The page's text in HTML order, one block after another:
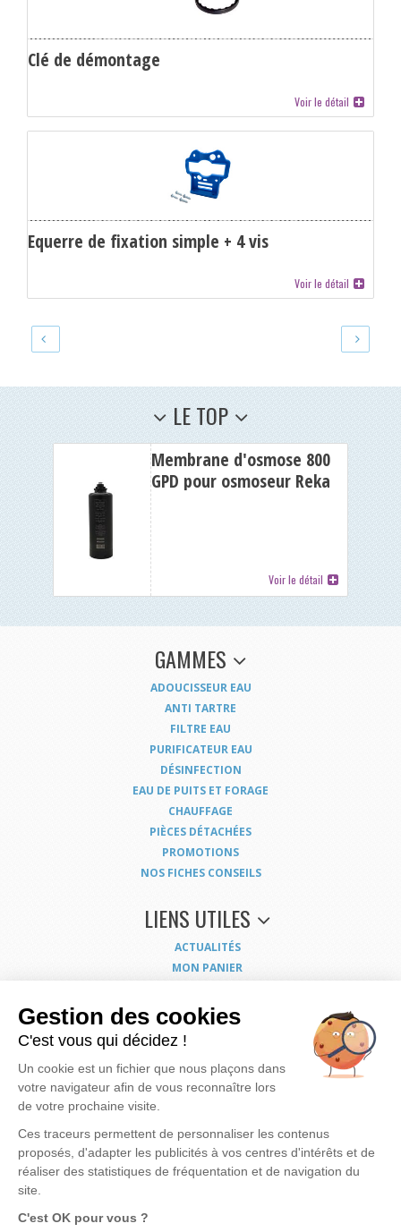
Clé de démontage
Voir le détail
Equerre de fixation simple + 4 vis
Voir le détail
LE TOP
Membrane d'osmose 800
GPD pour osmoseur Reka
Voir le détail
GAMMES
ADOUCISSEUR EAU
ANTI TARTRE
FILTRE EAU
PURIFICATEUR EAU
DÉSINFECTION
EAU DE PUITS ET FORAGE
CHAUFFAGE
PIÈCES DÉTACHÉES
PROMOTIONS
NOS FICHES CONSEILS
LIENS UTILES
ACTUALITÉS
MON PANIER
NOUS CONTACTER
COORDONNÉES
CONDITIONS GÉNÉRALES DE VENTE
MENTIONS LÉGALES
POLITIQUE DE CONFIDENTIALITÉ
EXERCEZ VOS DROITS
PLAN DU SITE
Nous mettons à votre disposition notre savoir faire et expérience pour vous apporter
meilleure solution possible pour rendre votre eau de meilleure qualité
Gestion des cookies
C'est vous qui décidez !
Un cookie est un fichier que nous plaçons dans
votre navigateur afin de vous reconnaître lors
de votre prochaine visite.
Ces traceurs permettent de personnaliser les contenus
proposés, d'adapter les publicités à vos centres d'intérêts et de
réaliser des statistiques de fréquentation et de navigation du
site.
C'est OK pour vous ?